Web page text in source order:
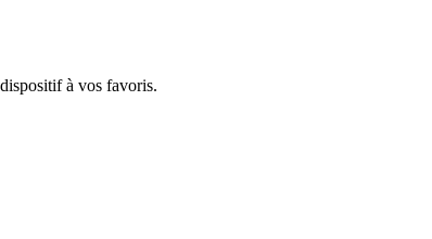
à vos favoris.